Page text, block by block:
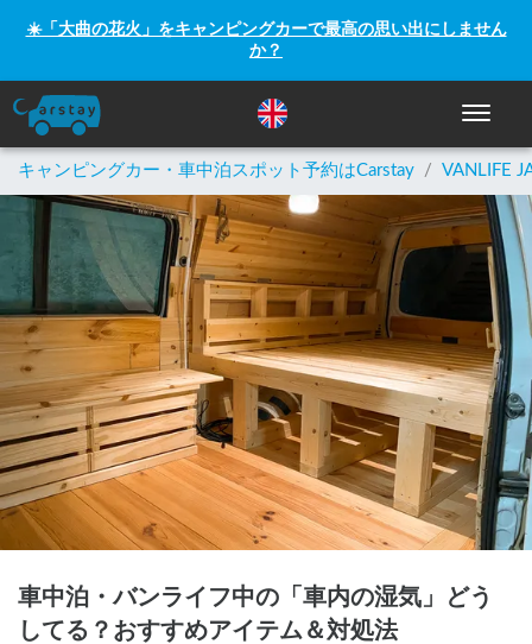
☀️「大曲の花火」をキャンピングカーで最高の思い出にしません
か？
ナビゲ
キャンピングカー・車中泊スポット予約はCarstay / VANLIFE
車中泊・バンライフ中の「車内の湿気」どう
してる？おすすめアイテム＆対処法